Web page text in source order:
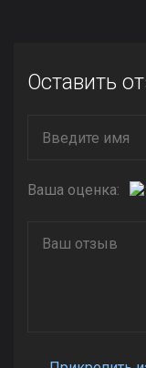
Оставить
Ваша оценка: